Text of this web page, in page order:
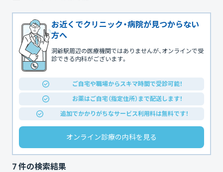
お近くでクリニック・病院が見つからない
方へ
洞爺駅周辺の医療機関ではありませんが、オンラインで受
診できる内科がございます。
ご自宅や職場からスキマ時間で受診可能！
お薬はご自宅（指定住所）まで配送します！
追加でかかりがちなサービス利用料は無料です！
オンライン診療の内科を見る
7 件の検索結果